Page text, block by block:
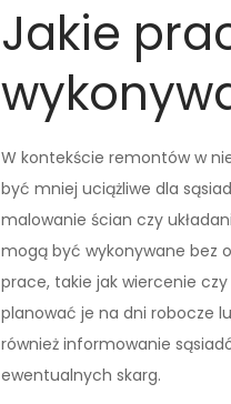
Jakie
W kontekście remontów w
być mniej uciążliwe dla
malowanie ścian czy
mogą być wykonywane bez
prace, takie jak wiercenie
planować je na dni robocze
również informowanie
ewentualnych skarg.